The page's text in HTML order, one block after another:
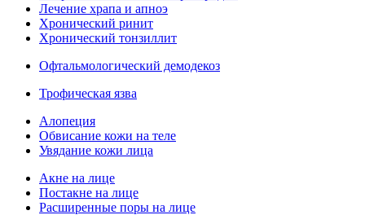
Лечение храпа и апноэ
Хронический ринит
Хронический тонзиллит
Офтальмологический демодекоз
Трофическая язва
Алопеция
Обвисание кожи на теле
Увядание кожи лица
Акне на лице
Постакне на лице
Расширенные поры на лице